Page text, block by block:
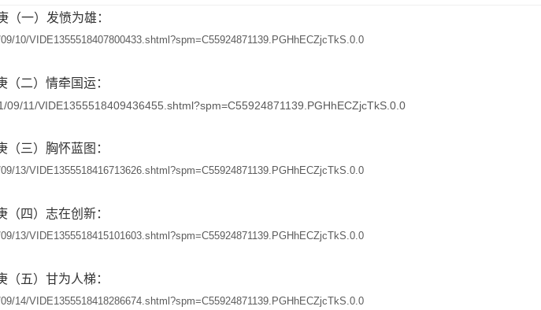
（一）发愤为雄：
10/VIDE1355518407800433.shtml?spm=C55924871139.PGHhECZjcTkS.0.0
（二）情牵国运：
09/11/VIDE1355518409436455.shtml?spm=C55924871139.PGHhECZjcTkS.0.0
（三）胸怀蓝图：
13/VIDE1355518416713626.shtml?spm=C55924871139.PGHhECZjcTkS.0.0
（四） 志在创新：
13/VIDE1355518415101603.shtml?spm=C55924871139.PGHhECZjcTkS.0.0
（五）甘为人梯：
14/VIDE1355518418286674.shtml?spm=C55924871139.PGHhECZjcTkS.0.0